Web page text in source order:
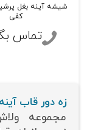
شیشه آینه بغل
کفی
تماس
زه دور قاب
مجموعه